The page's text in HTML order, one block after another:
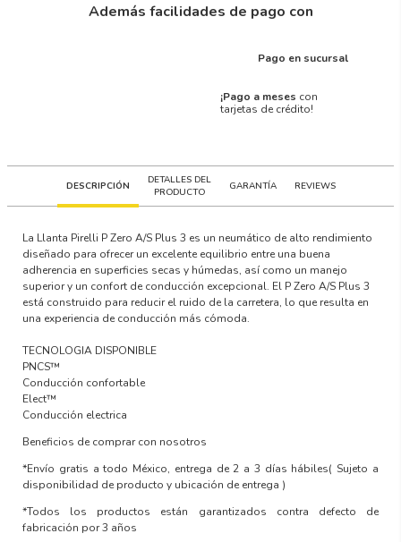
Además facilidades de pago con
Pago en sucursal
¡Pago a meses con
tarjetas de crédito!
DESCRIPCIÓN
DETALLES DEL
PRODUCTO
GARANTÍA REVIEWS
La Llanta Pirelli P Zero A/S Plus 3 es un neumático de alto rendimiento
diseñado para ofrecer un excelente equilibrio entre una buena
adherencia en superficies secas y húmedas, así como un manejo
superior y un confort de conducción excepcional. El P Zero A/S Plus 3
está construido para reducir el ruido de la carretera, lo que resulta en
una experiencia de conducción más cómoda.
TECNOLOGIA DISPONIBLE
PNCS™
Conducción confortable
Elect™
Conducción electrica
Beneficios de comprar con nosotros
*Envío gratis a todo México, entrega de 2 a 3 días hábiles( Sujeto a
disponibilidad de producto y ubicación de entrega )
*Todos los productos están garantizados contra defecto de
fabricación por 3 años